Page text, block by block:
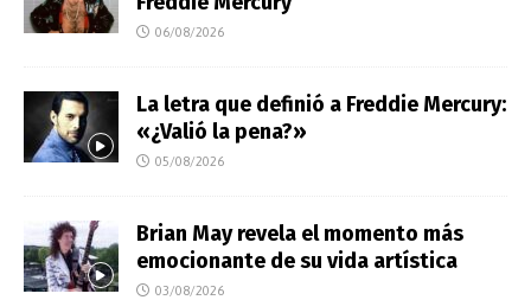
06/08/2026
La letra que definió a Freddie Mercury:
«¿Valió la pena?»
05/08/2026
Brian May revela el momento más
emocionante de su vida artística
03/08/2026